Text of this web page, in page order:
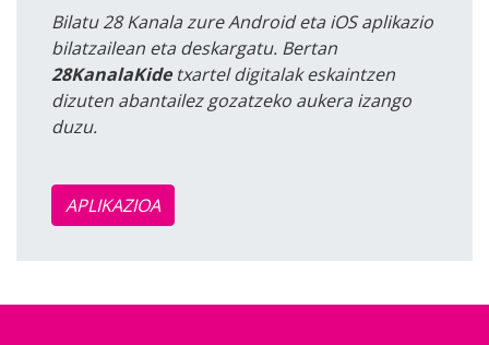
Bilatu 28 Kanala zure Android eta iOS aplikazio
bilatzailean eta deskargatu. Bertan
28KanalaKidetxartel digitalak eskaintzen
dizuten abantailez gozatzeko aukera izango
duzu.
APLIKAZIOA